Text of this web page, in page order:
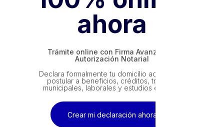
ahora
Trámite online con Firma Avanzada y
Autorización Notarial
Declara formalmente tu domicilio actual para
postular a beneficios, créditos, trámites
municipales, laborales y estudios en Chile
Crear mi declaración ahora